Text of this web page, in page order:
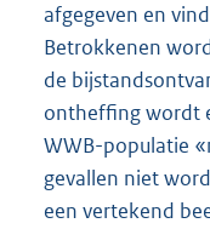
afgegeven en
Betrokkenen
de
ontheffing wordt
WWB-populatie
gevallen niet
een vertekend